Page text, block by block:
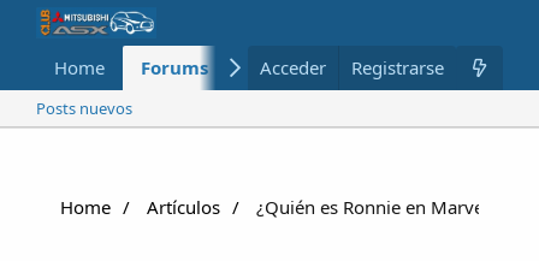
Home Forums Nuevo Miembros
Acceder Registrarse
Posts nuevos
Home Artículos ¿Quién es Ronnie en Marvel?